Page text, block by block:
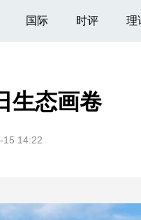
国际 时评 理
生态画卷
15 14:22